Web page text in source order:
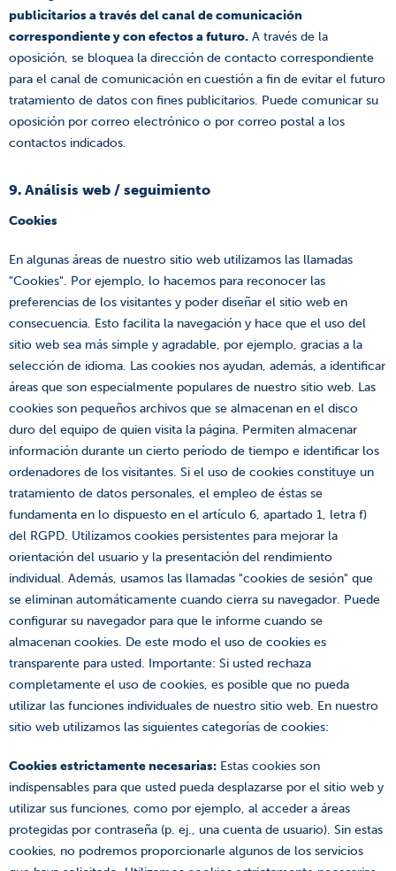
publicitarios a través del canal de comunicación
correspondiente y con efectos a futuro. A través de la
oposición, se bloquea la dirección de contacto correspondiente
para el canal de comunicación en cuestión a fin de evitar el futuro
tratamiento de datos con fines publicitarios. Puede comunicar su
oposición por correo electrónico o por correo postal a los
contactos indicados.
9. Análisis web / seguimiento
Cookies
En algunas áreas de nuestro sitio web utilizamos las llamadas
"Cookies". Por ejemplo, lo hacemos para reconocer las
preferencias de los visitantes y poder diseñar el sitio web en
consecuencia. Esto facilita la navegación y hace que el uso del
sitio web sea más simple y agradable, por ejemplo, gracias a la
selección de idioma. Las cookies nos ayudan, además, a identificar
áreas que son especialmente populares de nuestro sitio web. Las
cookies son pequeños archivos que se almacenan en el disco
duro del equipo de quien visita la página. Permiten almacenar
información durante un cierto período de tiempo e identificar los
ordenadores de los visitantes. Si el uso de cookies constituye un
tratamiento de datos personales, el empleo de éstas se
fundamenta en lo dispuesto en el artículo 6, apartado 1, letra f)
del RGPD. Utilizamos cookies persistentes para mejorar la
orientación del usuario y la presentación del rendimiento
individual. Además, usamos las llamadas "cookies de sesión" que
se eliminan automáticamente cuando cierra su navegador. Puede
configurar su navegador para que le informe cuando se
almacenan cookies. De este modo el uso de cookies es
transparente para usted. Importante: Si usted rechaza
completamente el uso de cookies, es posible que no pueda
utilizar las funciones individuales de nuestro sitio web. En nuestro
sitio web utilizamos las siguientes categorías de cookies:
Cookies estrictamente necesarias: Estas cookies son
indispensables para que usted pueda desplazarse por el sitio web y
utilizar sus funciones, como por ejemplo, al acceder a áreas
protegidas por contraseña (p. ej., una cuenta de usuario). Sin estas
cookies, no podremos proporcionarle algunos de los servicios